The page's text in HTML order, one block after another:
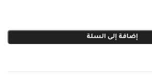
إضافة إلى السلة